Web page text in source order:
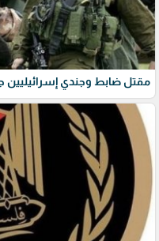
مقتل ضابط وجندي إسرائيليين